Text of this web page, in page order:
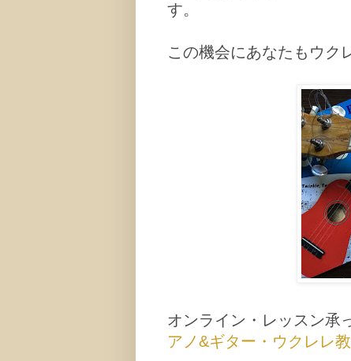
す。
この機会にあなたもウク
オンライン・レッスン承
アノ&ギター・ウクレレ